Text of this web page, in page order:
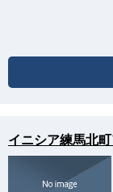
イニシア練馬北